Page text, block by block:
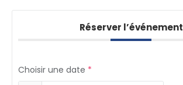
Réserver l’événement
Choisir une date *